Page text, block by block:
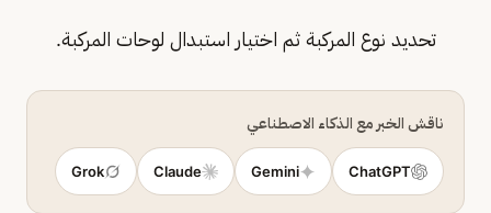
تحديد نوع المركبة ثم اختيار استبدال لوحات المركبة.
ناقش الخبر مع الذكاء الاصطناعي
ChatGPT
Gemini
Claude
Grok